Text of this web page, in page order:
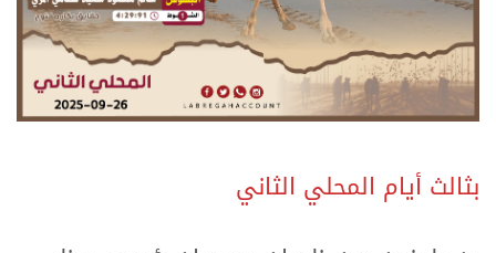
بثالث أيام المحلي الثاني